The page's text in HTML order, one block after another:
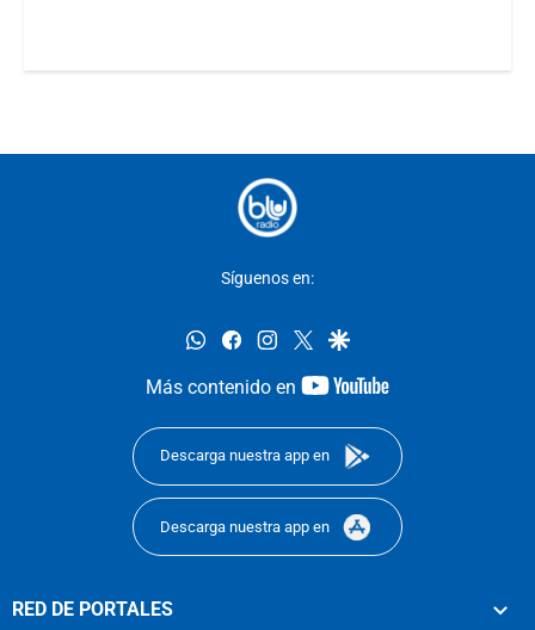
Síguenos en:
whatsappfacebookinstagram
twittergoogle
Más contenido en
youtube-
Descarga nuestra app en
Descarga nuestra app en
RED DE PORTALES